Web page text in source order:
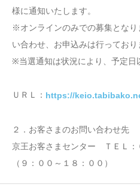
様に通知いたします。
※オンラインのみでの募集とな
い合わせ、お申込みは行っており
※当選通知は状況により、予定日
ＵＲＬ： https://
２．お客さまのお問い合わせ先
京王お客さまセンター ＴＥＬ：
（９：００～１８：００）